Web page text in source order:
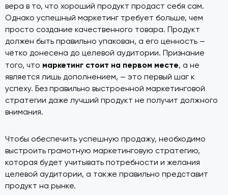
вера в то, что хороший продукт продаст себя сам.
Однако успешный маркетинг требует больше, чем
просто создание качественного товара. Продукт
должен быть правильно упакован, а его ценность —
чётко донесена до целевой аудитории. Признание
того, что маркетинг стоит на первом месте, а не
является лишь дополнением, — это первый шаг к
успеху. Без правильно выстроенной маркетинговой
стратегии даже лучший продукт не получит должного
внимания.
Чтобы обеспечить успешную продажу, необходимо
выстроить грамотную маркетинговую стратегию,
которая будет учитывать потребности и желания
целевой аудитории, а также правильно представит
продукт на рынке.